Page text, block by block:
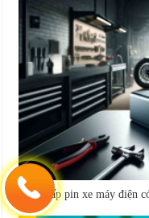
Nâng cấp pin xe máy điện